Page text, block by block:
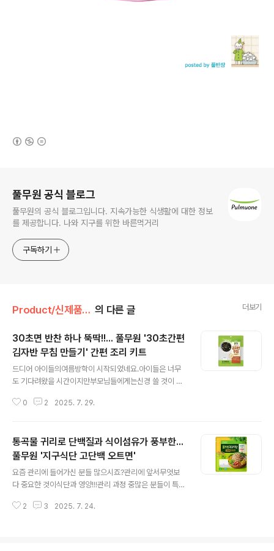
풀무원 공식 블로그
풀무원의 공식 블로그입니다. 지속가능한 식생활에 대한 정보
를 제공합니다. 나와 지구를 위한 바른먹거리
구독하기
Product/신제품 인사드려요! 의 다른 글 더보기
30초면 반찬 하나 뚝딱!!... 풀무원 '30초간편
김자반 무침 만들기' 간편 조리 키트
드디어 아이들의여름방학이 시작되었네요.아이들은 너무
도 기다려왔을 시간이지만부모님들에게는신경 쓸 것이 더
서 다 알아서 해주던 때와는 달리집에서 직접 학습부터 끼
수 밖에요.그럴 때아이들이 좋아하면서도금방 만들 수 있
는 무언가가 있다면너무도 좋겠죠?한 끼가 아닌두고 먹을
수 있는 반찬이면 금상첨화?!후훗!그럴 때 필요한 제품이
바로풀무원 ‘30초간편 김자반 무침 만들기’입니다.30초
라니.제품명부터 너무 굉장하죠?‘30초간편 김자반 무침
만들기’는풀무원이 지난해 선보인 ‘3분 간편 건어반찬 키
0 2 2025. 7. 29.
통곡물 귀리로 단백질과 식이섬유가 풍부한...
풀무원 '지구식단 고단백 오트면'
요즘 관리에 들어가신 분들 많으시죠?관리에 앞서무엇보
다 중요한 것이식단과 영양!!!관리 과정 중많은 분들이 특별
이, 면돌이에게밀가루를 뺏는다는 것은너무도 가혹한 일!!!
2 3 2025. 7. 24.